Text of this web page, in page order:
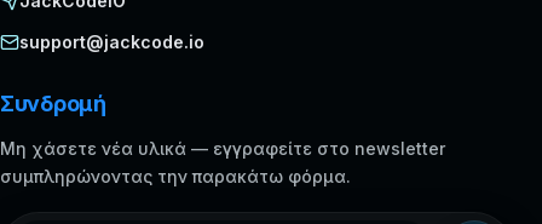
support@jackcode.io
Συνδρομή
Μη χάσετε νέα υλικά — εγγραφείτε στο newsletter
συμπληρώνοντας την παρακάτω φόρμα.